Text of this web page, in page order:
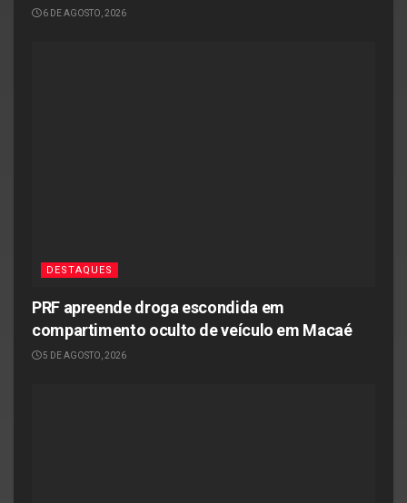
6 DE AGOSTO, 2026
DESTAQUES
PRF apreende droga escondida em
compartimento oculto de veículo em Macaé
5 DE AGOSTO, 2026